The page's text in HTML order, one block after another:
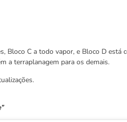
Bloco C a todo vapor, e Bloco D está
a terraplanagem para os demais.